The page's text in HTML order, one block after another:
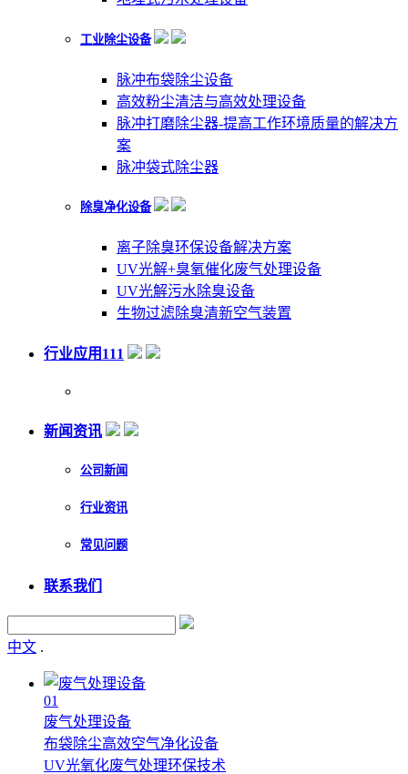
工业除尘设备
脉冲布袋除尘设备
高效粉尘清洁与高效处理设备
脉冲打磨除尘器-提高工作环境质量的解决方
案
脉冲袋式除尘器
除臭净化设备
离子除臭环保设备解决方案
UV光解+臭氧催化废气处理设备
UV光解污水除臭设备
生物过滤除臭清新空气装置
行业应用111
新闻资讯
公司新闻
行业资讯
常见问题
联系我们
中文 .
01
废气处理设备
布袋除尘高效空气净化设备
UV光氧化废气处理环保技术